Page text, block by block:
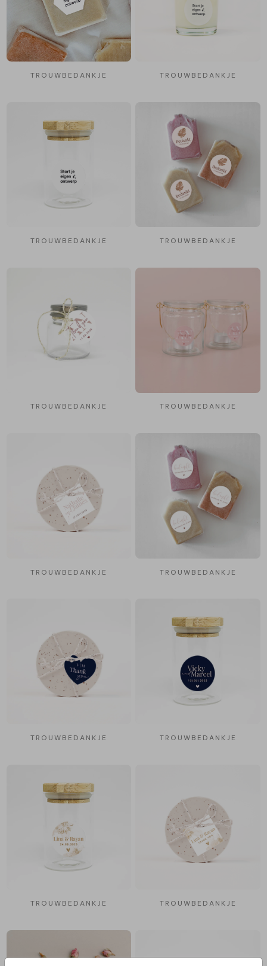
TROUWBEDANKJE TROUWBEDANKJE
TROUWBEDANKJE TROUWBEDANKJE
TROUWBEDANKJE TROUWBEDANKJE
TROUWBEDANKJE TROUWBEDANKJE
TROUWBEDANKJE TROUWBEDANKJE
TROUWBEDANKJE TROUWBEDANKJE